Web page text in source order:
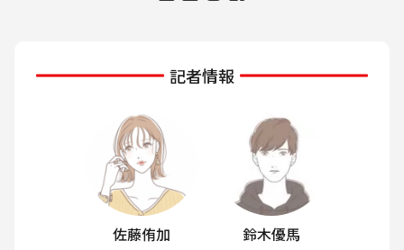
記者情報
佐藤侑加 鈴木優馬